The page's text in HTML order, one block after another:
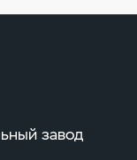
завод